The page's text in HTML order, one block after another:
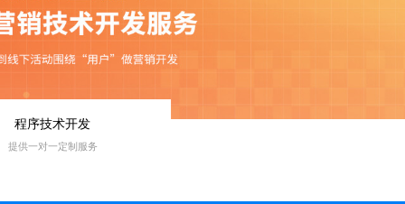
程序技术开发
提供一对一定制服务